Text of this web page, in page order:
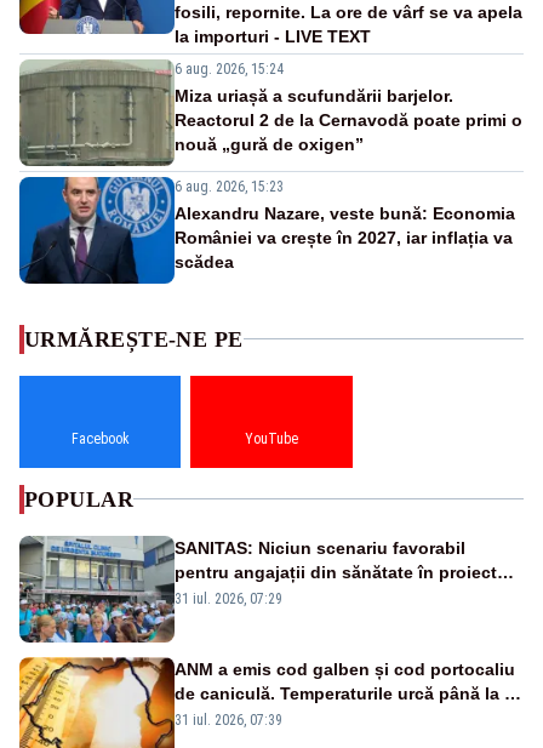
fosili, repornite. La ore de vârf se va apela
la importuri - LIVE TEXT
6 aug. 2026, 15:24
Miza uriașă a scufundării barjelor.
Reactorul 2 de la Cernavodă poate primi o
nouă „gură de oxigen”
6 aug. 2026, 15:23
Alexandru Nazare, veste bună: Economia
României va crește în 2027, iar inflația va
scădea
URMĂREȘTE-NE PE
Facebook YouTube
POPULAR
SANITAS: Niciun scenariu favorabil
pentru angajații din sănătate în proiectul
Legii salarizării
31 iul. 2026, 07:29
ANM a emis cod galben și cod portocaliu
de caniculă. Temperaturile urcă până la 38
de grade, iar nopțile devin tropicale
31 iul. 2026, 07:39